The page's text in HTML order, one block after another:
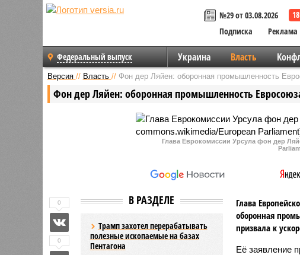
№29 от 03.08.2026
Подписка
Реклама
Федеральный выпуск Украина Власть
Версия // Власть // Фон дер Ляйен: оборонная промышленность
Фон дер Ляйен: оборонная промышленность Евросоюза
Глава Еврокомиссии Урсула фон дер
В РАЗДЕЛЕ
Трамп захотел перерабатывать
полезные ископаемые на базах
Пентагона
Глава
оборонная
призвала к
Её заявление
0
0